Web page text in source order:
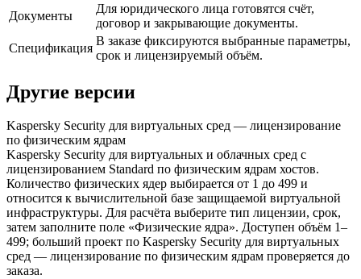
Документы
Для юридического лица готовятся счёт,
договор и закрывающие документы.
Спецификация
В заказе фиксируются выбранные параметры,
срок и лицензируемый объём.
Другие версии
Kaspersky Security для виртуальных сред — лицензирование
по физическим ядрам
Kaspersky Security для виртуальных и облачных сред с
лицензированием Standard по физическим ядрам хостов.
Количество физических ядер выбирается от 1 до 499 и
относится к вычислительной базе защищаемой виртуальной
инфраструктуры. Для расчёта выберите тип лицензии, срок,
затем заполните поле «Физические ядра». Доступен объём 1–
499; больший проект по Kaspersky Security для виртуальных
сред — лицензирование по физическим ядрам проверяется до
заказа.